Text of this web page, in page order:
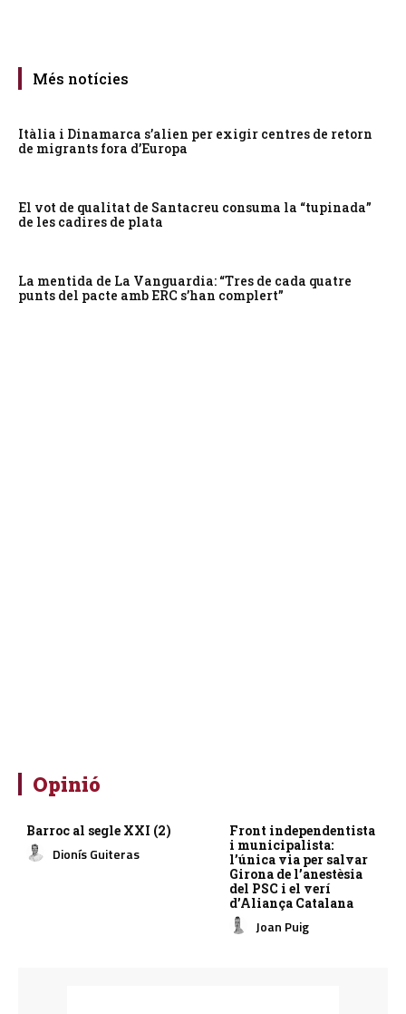
Més notícies
Itàlia i Dinamarca s’alien per exigir centres de retorn
de migrants fora d’Europa
El vot de qualitat de Santacreu consuma la “tupinada”
de les cadires de plata
La mentida de La Vanguardia: “Tres de cada quatre
punts del pacte amb ERC s’han complert”
Opinió
Barroc al segle XXI (2)
Dionís Guiteras
Front independentista
i municipalista:
l’única via per salvar
Girona de l’anestèsia
del PSC i el verí
d’Aliança Catalana
Joan Puig